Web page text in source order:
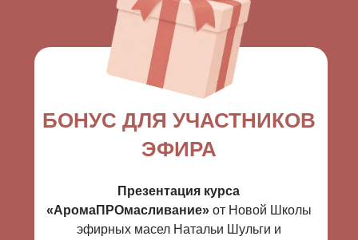
Презентация курса
«АромаПРОмасливание»от Новой Школы
эфирных масел Натальи Шульги и
БОНУС ДЛЯ УЧАСТНИКОВ
ЭФИРА